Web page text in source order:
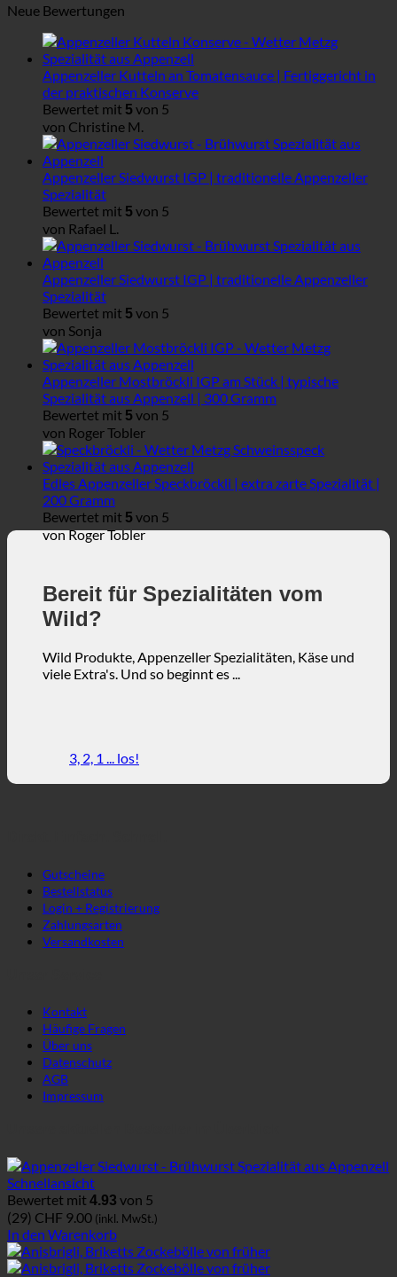
Neue Bewertungen
Appenzeller Kutteln an Tomatensauce | Fertiggericht in
der praktischen Konserve
Bewertet mit 5 von 5
von Christine M.
Appenzeller Siedwurst IGP | traditionelle Appenzeller
Spezialität
Bewertet mit 5 von 5
von Rafael L.
Appenzeller Siedwurst IGP | traditionelle Appenzeller
Spezialität
Bewertet mit 5 von 5
von Sonja
Appenzeller Mostbröckli IGP am Stück | typische
Spezialität aus Appenzell | 300 Gramm
Bewertet mit 5 von 5
von Roger Tobler
Edles Appenzeller Speckbröckli | extra zarte Spezialität |
200 Gramm
Bewertet mit 5 von 5
von Roger Tobler
Bereit für Spezialitäten vom
Wild?
Wild Produkte, Appenzeller Spezialitäten, Käse und
viele Extra's. Und so beginnt es ...
3, 2, 1 ... los!
Gutscheine
Bestellstatus
Login + Registrierung
Zahlungsarten
Versandkosten
Kontakt
Häufige Fragen
Über uns
Datenschutz
AGB
Impressum
Schnellansicht
Bewertet mit 4.93 von 5
(29) CHF 9.00 (inkl. MwSt.)
In den Warenkorb